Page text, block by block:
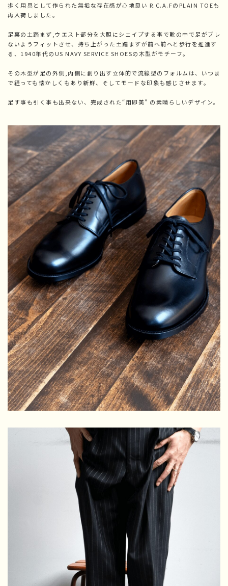
歩く用具として作られた無垢な存在感が心地良い R.C.A.FのPLAIN TOEも
再入荷しました。
足裏の土踏まず,ウエスト部分を大胆にシェイプする事で靴の中で足がブレ
ないようフィットさせ、持ち上がった土踏まずが前へ前へと歩行を推進す
る、1940年代のUS NAVY SERVICE SHOESの木型がモチーフ。
その木型が足の外側,内側に創り出す立体的で流線型のフォルムは、いつま
で経っても懐かしくもあり新鮮、そしてモードな印象も感じさせます。
足す事も引く事も出来ない、完成された“用即美” の素晴らしいデザイン。